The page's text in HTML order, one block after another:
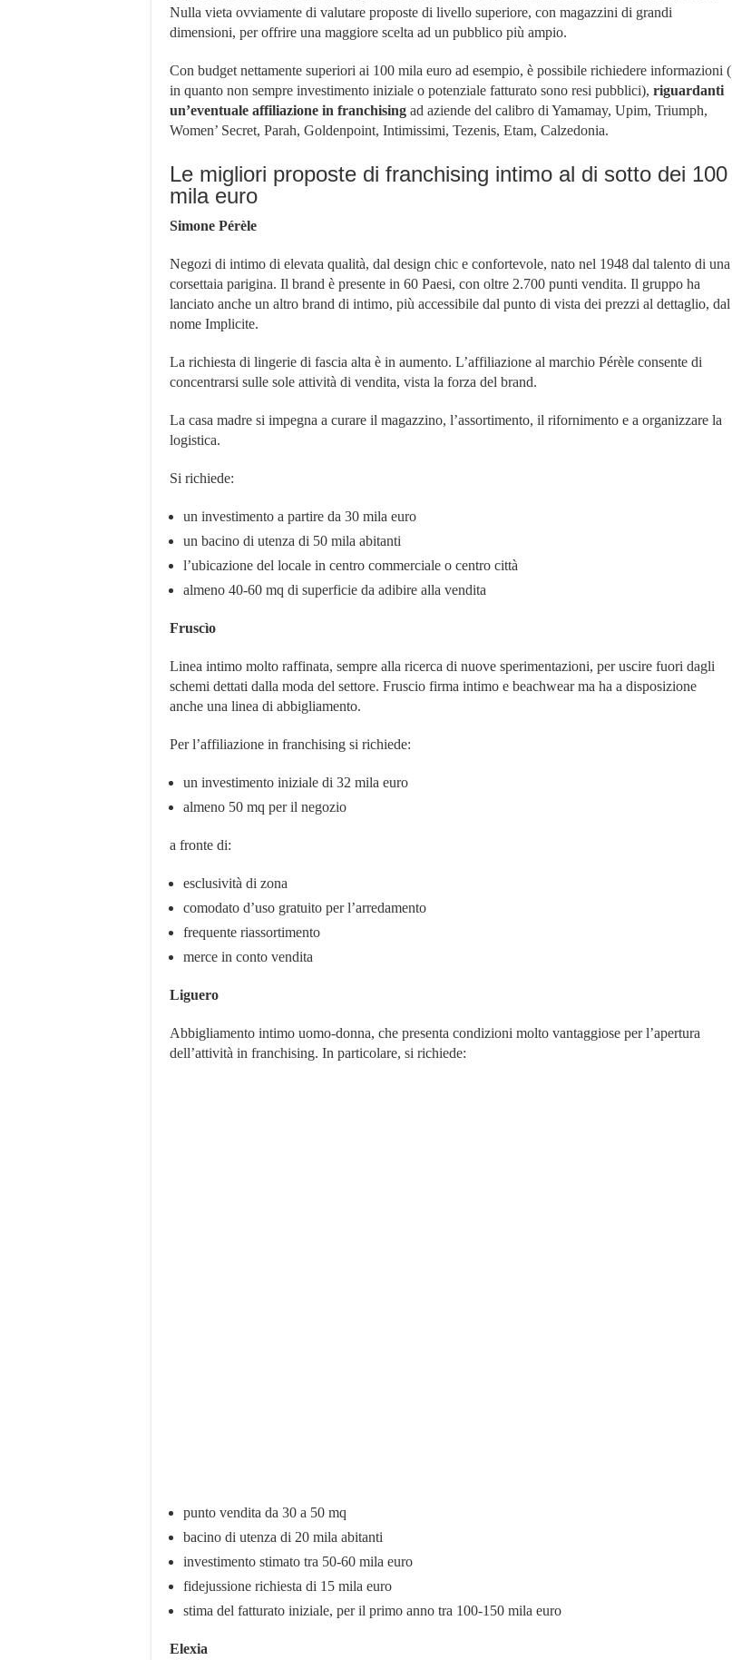
Nulla vieta ovviamente di valutare proposte di livello superiore, con magazzini di grandi
dimensioni, per offrire una maggiore scelta ad un pubblico più ampio.
Con budget nettamente superiori ai 100 mila euro ad esempio, è possibile richiedere informazioni (
in quanto non sempre investimento iniziale o potenziale fatturato sono resi pubblici), riguardanti
un’eventuale affiliazione in franchising ad aziende del calibro di Yamamay, Upim, Triumph,
Women’ Secret, Parah, Goldenpoint, Intimissimi, Tezenis, Etam, Calzedonia.
Le migliori proposte di franchising intimo al di sotto dei 100
mila euro
Simone Pérèle
Negozi di intimo di elevata qualità, dal design chic e confortevole, nato nel 1948 dal talento di una
corsettaia parigina. Il brand è presente in 60 Paesi, con oltre 2.700 punti vendita. Il gruppo ha
lanciato anche un altro brand di intimo, più accessibile dal punto di vista dei prezzi al dettaglio, dal
nome Implicite.
La richiesta di lingerie di fascia alta è in aumento. L’affiliazione al marchio Pérèle consente di
concentrarsi sulle sole attività di vendita, vista la forza del brand.
La casa madre si impegna a curare il magazzino, l’assortimento, il rifornimento e a organizzare la
logistica.
Si richiede:
un investimento a partire da 30 mila euro
un bacino di utenza di 50 mila abitanti
l’ubicazione del locale in centro commerciale o centro città
almeno 40-60 mq di superficie da adibire alla vendita
Fruscìo
Linea intimo molto raffinata, sempre alla ricerca di nuove sperimentazioni, per uscire fuori dagli
schemi dettati dalla moda del settore. Fruscio firma intimo e beachwear ma ha a disposizione
anche una linea di abbigliamento.
Per l’affiliazione in franchising si richiede:
un investimento iniziale di 32 mila euro
almeno 50 mq per il negozio
a fronte di:
esclusività di zona
comodato d’uso gratuito per l’arredamento
frequente riassortimento
merce in conto vendita
Liguero
Abbigliamento intimo uomo-donna, che presenta condizioni molto vantaggiose per l’apertura
dell’attività in franchising. In particolare, si richiede:
punto vendita da 30 a 50 mq
bacino di utenza di 20 mila abitanti
investimento stimato tra 50-60 mila euro
fidejussione richiesta di 15 mila euro
stima del fatturato iniziale, per il primo anno tra 100-150 mila euro
Elexia